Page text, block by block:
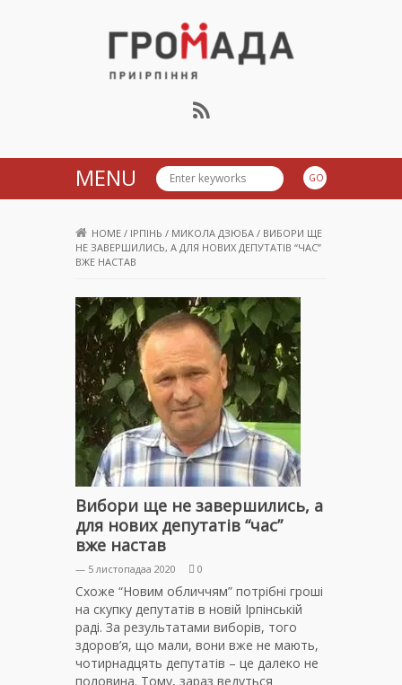
Громада Приірпіння
MENU
HOME / ІРПІНЬ / МИКОЛА ДЗЮБА / ВИБОРИ ЩЕ
НЕ ЗАВЕРШИЛИСЬ, А ДЛЯ НОВИХ ДЕПУТАТІВ “ЧАС”
ВЖЕ НАСТАВ
Вибори ще не завершились, а
для нових депутатів “час”
вже настав
— 5 листопадаа 2020 0
Схоже “Новим обличчям” потрібні гроші
на скупку депутатів в новій Ірпінській
раді. За результатами виборів, того
здоров’я, що мали, вони вже не мають,
чотирнадцять депутатів – це далеко не
половина. Тому, зараз ведуться